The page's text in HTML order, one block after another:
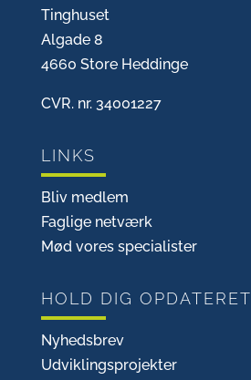
Tinghuset
Algade 8
4660 Store Heddinge
CVR. nr. 34001227
LINKS
Bliv medlem
Faglige netværk
Mød vores specialister
HOLD DIG OPDATERET
Nyhedsbrev
Udviklingsprojekter